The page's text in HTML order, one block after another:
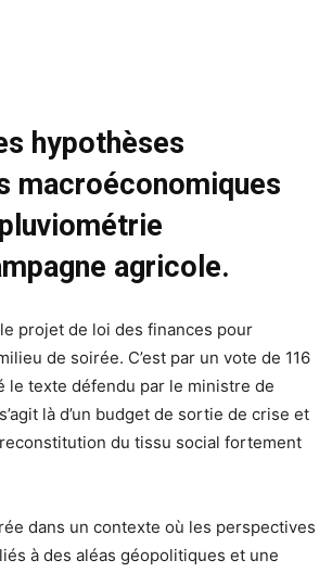
hypothèses
macroéconomiques
agricole.
projet de loi des finances pour
de soirée. C’est par un vote de 116
le texte défendu par le ministre de
là d’un budget de sortie de crise et
du tissu social fortement
dans un contexte où les perspectives
à des aléas géopolitiques et une